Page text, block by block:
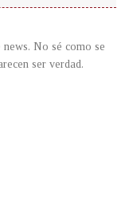
No sé como se
ser verdad.